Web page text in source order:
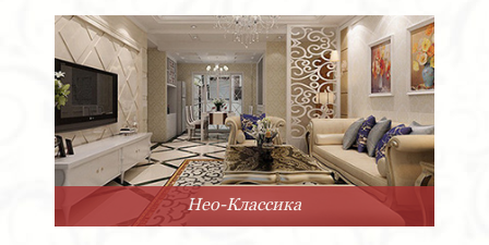
Нео-Классика